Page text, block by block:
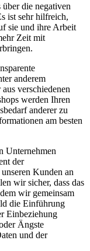
die negativen
ist sehr hilfreich,
sie und ihre Arbeit
Zeit mit
anderem
verschiedenen
werden Ihren
anderer zu
am besten
Unternehmen
der
Kunden an
wir sicher, dass das
wir gemeinsam
die Einführung
Einbeziehung
Ängste
und der